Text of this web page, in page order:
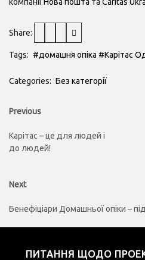
Share:
Tags: #домашня опіка #Карітас
Categories: Без категорії
Навігація
записів
Previous
Previous
Карітас – це для людей і
до людей!
Next
Next
Бенефіціари Домашньої опіки –
ПИТАННЯ ЩОДО